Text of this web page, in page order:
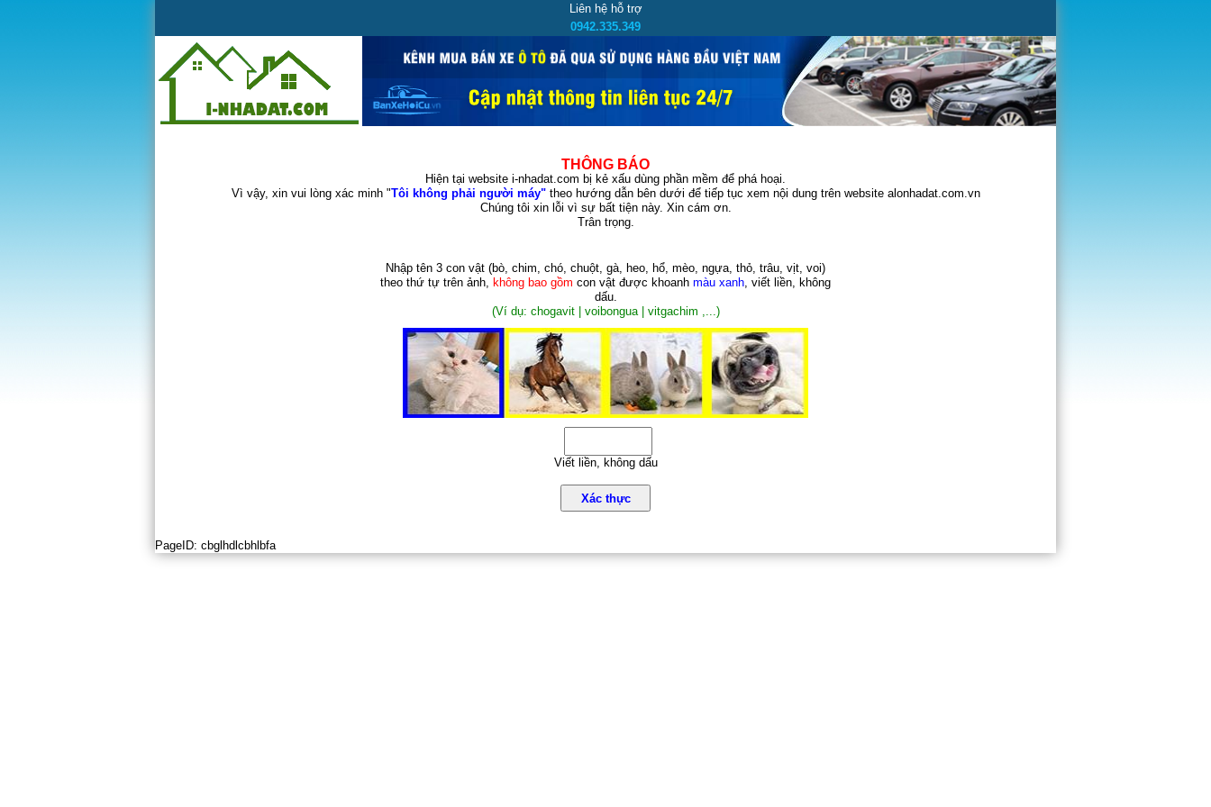
Liên hệ hỗ trợ
0942.335.349
THÔNG BÁO
Hiện tại website i-nhadat.com bị kẻ xấu dùng phần mềm để phá hoại.
Vì vậy, xin vui lòng xác minh "Tôi không phải người máy"theo hướng dẫn bên dưới để tiếp tục xem nội dung trên website alonhadat.com.vn
Chúng tôi xin lỗi vì sự bất tiện này. Xin cám ơn.
Trân trọng.
Nhập tên 3 con vật (bò, chim, chó, chuột, gà, heo, hổ, mèo, ngựa, thỏ, trâu, vịt, voi)
theo thứ tự trên ảnh, không bao gồm con vật được khoanh màu xanh, viết liền, không
dấu.
(Ví dụ: chogavit | voibongua | vitgachim ,...)
Viết liền, không dấu
Xác thực
PageID: cbglhdlcbhlbfa